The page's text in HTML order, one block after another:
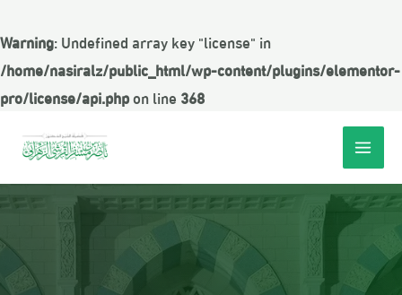
Warning: Undefined array key "license" in
/home/nasiralz/public_html/wp-content/plugins/elementor-
pro/license/api.phpon line 368